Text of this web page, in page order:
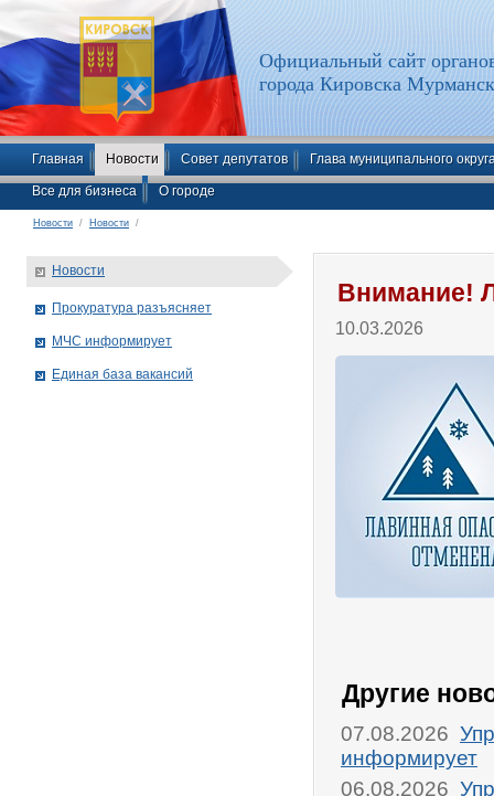
Официальный сайт
города Кировска
Главная Новости Совет депутатов Глава муниципального
Все для бизнеса О городе
Новости / Новости /
Внимание!
10.03.2026
Другие
07.08.2026
информирует
06.08.2026
Новости
Прокуратура разъясняет
МЧС информирует
Единая база вакансий